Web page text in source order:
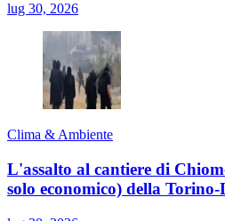
lug 30, 2026
Clima & Ambiente
L'assalto al cantiere di
solo economico) della